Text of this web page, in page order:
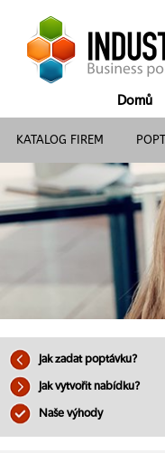
Domů
KATALOG FIREM
Jak zadat poptávku?
Jak vytvořit nabídku?
Naše výhody